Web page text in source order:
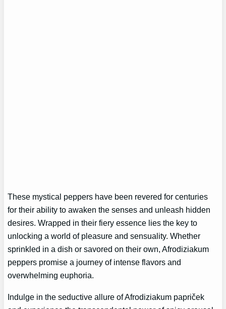
These mystical peppers have been revered for centuries
for their ability to awaken the senses and unleash hidden
desires. Wrapped in their fiery essence lies the key to
unlocking a world of pleasure and sensuality. Whether
sprinkled in a dish or savored on their own, Afrodiziakum
peppers promise a journey of intense flavors and
overwhelming euphoria.
Indulge in the seductive allure of Afrodiziakum papriček